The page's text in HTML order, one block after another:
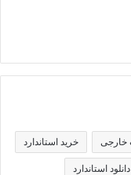
خرید استاندارد
دانلود استاندارد